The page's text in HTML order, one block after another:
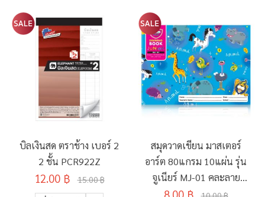
บิลเงินสด ตราช้าง เบอร์ 2
2 ชั้น PCR922Z
12.00 ฿ 15.00 ฿
สมุดวาดเขียน มาสเตอร์
อาร์ต 80แกรม 10แผ่น รุ่น
จูเนียร์ MJ-01 คละลาย
190x260มม.